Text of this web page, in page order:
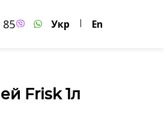
85 Укр | En
Frisk 1л